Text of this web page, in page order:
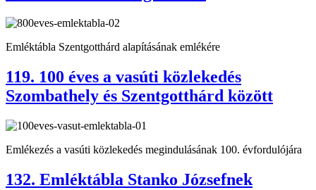
Emléktábla Szentgotthárd alapításának emlékére
119. 100 éves a vasúti közlekedés
Szombathely és Szentgotthárd között
Emlékezés a vasúti közlekedés megindulásának 100. évfordulójára
132. Emléktábla Stanko Józsefnek